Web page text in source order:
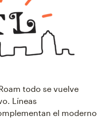
todo se vuelve
Líneas
el moderno